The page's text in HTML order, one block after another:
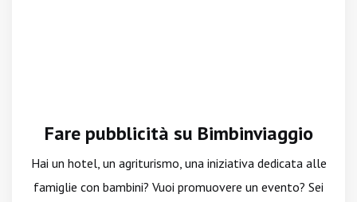
Fare pubblicità su Bimbinviaggio
Hai un hotel, un agriturismo, una iniziativa dedicata alle
famiglie con bambini? Vuoi promuovere un evento? Sei